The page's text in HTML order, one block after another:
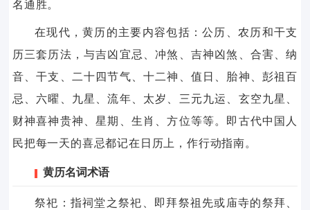
名通胜。
在现代，黄历的主要内容包括：公历、农历和干支
历三套历法，与吉凶宜忌、冲煞、吉神凶煞、合害、纳
音、干支、二十四节气、十二神、值日、胎神、彭祖百
忌、六曜、九星、流年、太岁、三元九运、玄空九星、
财神喜神贵神、星期、生肖、方位等等。即古代中国人
民把每一天的喜忌都记在日历上，作行动指南。
黄历名词术语
祭祀：指祠堂之祭祀、即拜祭祖先或庙寺的祭拜、